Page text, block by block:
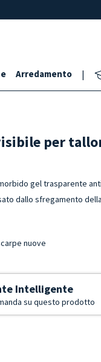
Arredamento |
per
gel trasparente
dallo sfregamento
nuove
Intelligente
su questo prodotto